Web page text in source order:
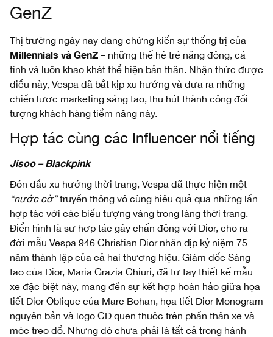
GenZ
Thị trường ngày nay đang chứng kiến sự thống trị của
Millennials và GenZ – những thế hệ trẻ năng động, cá
tính và luôn khao khát thể hiện bản thân. Nhận thức được
điều này, Vespa đã bắt kịp xu hướng và đưa ra những
chiến lược marketing sáng tạo, thu hút thành công đối
tượng khách hàng tiềm năng này.
Hợp tác cùng các Influencer nổi tiếng
Jisoo – Blackpink
Đón đầu xu hướng thời trang, Vespa đã thực hiện một
“nước cờ”truyền thông vô cùng hiệu quả qua những lần
hợp tác với các biểu tượng vàng trong làng thời trang.
Điển hình là sự hợp tác gây chấn động với Dior, cho ra
đời mẫu Vespa 946 Christian Dior nhân dịp kỷ niệm 75
năm thành lập của cả hai thương hiệu. Giám đốc Sáng
tạo của Dior, Maria Grazia Chiuri, đã tự tay thiết kế mẫu
xe đặc biệt này, mang đến sự kết hợp hoàn hảo giữa họa
tiết Dior Oblique của Marc Bohan, họa tiết Dior Monogram
nguyên bản và logo CD quen thuộc trên phần thân xe và
móc treo đồ. Nhưng đó chưa phải là tất cả trong hành